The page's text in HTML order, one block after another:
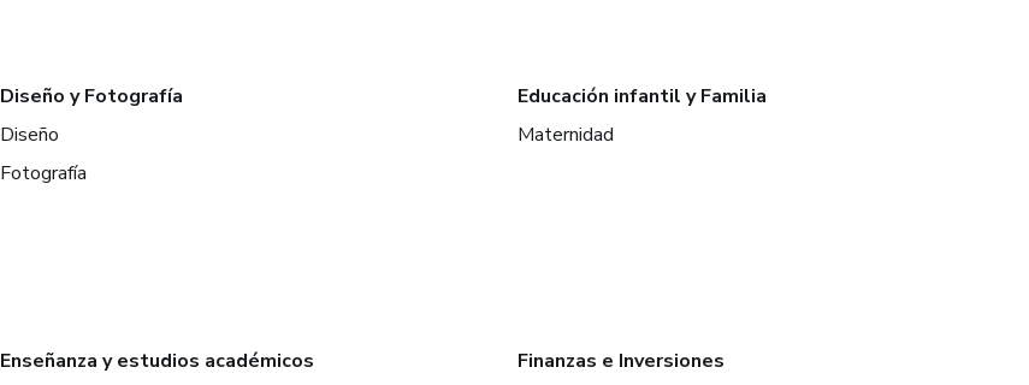
Diseño y Fotografía
Diseño
Fotografía
Educación infantil y Familia
Maternidad
Enseñanza y estudios académicos
Finanzas e Inversiones